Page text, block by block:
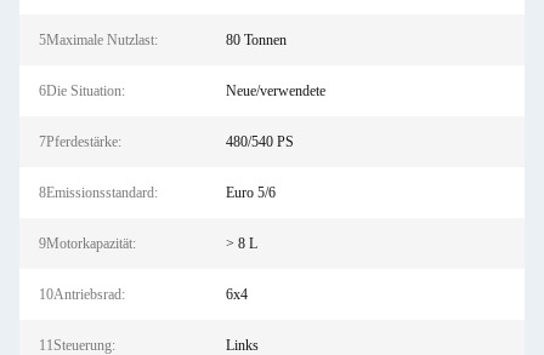
5Maximale Nutzlast: 80 Tonnen
6Die Situation: Neue/verwendete
7Pferdestärke: 480/540 PS
8Emissionsstandard: Euro 5/6
9Motorkapazität: > 8 L
10Antriebsrad: 6x4
11Steuerung: Links